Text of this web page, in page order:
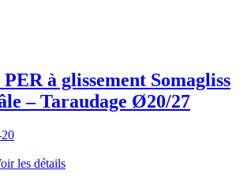
à glissement Somagliss
– Taraudage Ø20/27
les détails